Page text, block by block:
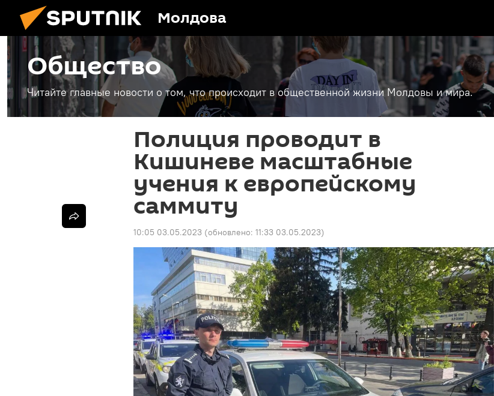
Молдова
Общество
Читайте главные новости о том, что происходит в общественной жизни Молдовы и мира.
Полиция проводит в
Кишиневе масштабные
учения к европейскому
саммиту
10:05 03.05.2023 (обновлено: 11:33 03.05.2023)